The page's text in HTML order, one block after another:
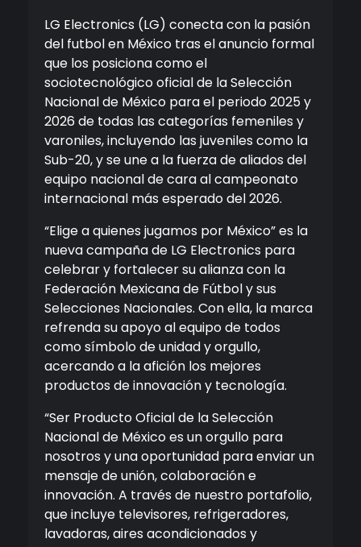
LG Electronics (LG) conecta con la pasión
del futbolen México tras el anuncio formal
que los posiciona comoel
sociotecnológico oficial de la Selección
Nacional de México para el periodo 2025 y
2026 de todas las categorías femeniles y
varoniles, incluyendo las juveniles como la
Sub-20, yse une a la fuerza de aliados del
equipo nacionalde cara al campeonato
internacional más esperado del 2026.
“Elige a quienes jugamos por México” es la
nueva campaña de LG Electronics para
celebrar y fortalecer su alianza con la
Federación Mexicana de Fútbol y sus
Selecciones Nacionales. Con ella, la marca
refrenda su apoyo al equipo de todos
como símbolo de unidad y orgullo,
acercando a la afición los mejores
productos de innovación y tecnología.
“Ser Producto Oficial de la Selección
Nacional de México es un orgullo para
nosotros y una oportunidad para enviar un
mensaje de unión, colaboración e
innovación. A través de nuestro portafolio,
que incluye televisores, refrigeradores,
lavadoras, aires acondicionados y